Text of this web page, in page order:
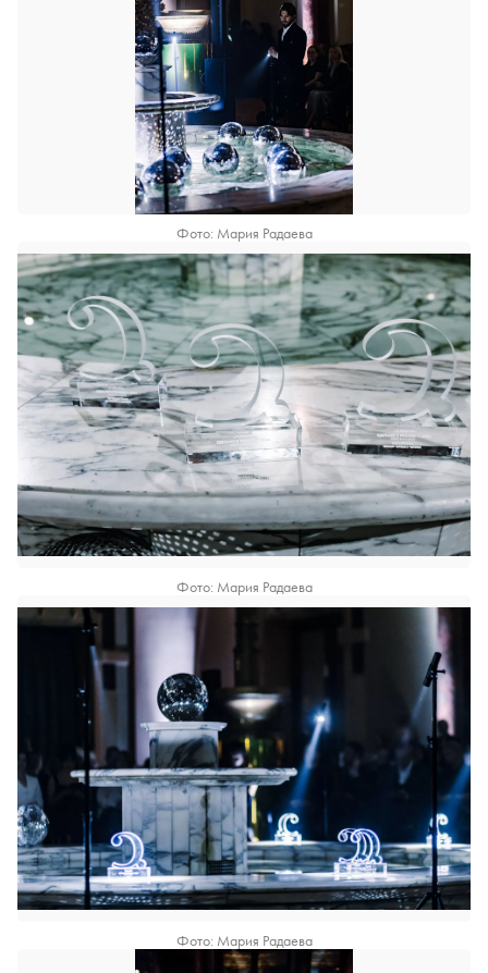
Фото: Мария Радаева
Фото: Мария Радаева
Фото: Мария Радаева